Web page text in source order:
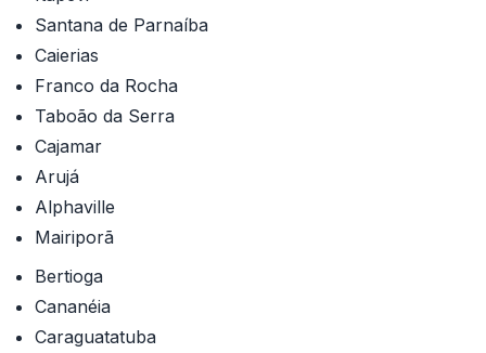
Santana de Parnaíba
Caierias
Franco da Rocha
Taboão da Serra
Cajamar
Arujá
Alphaville
Mairiporã
Bertioga
Cananéia
Caraguatatuba